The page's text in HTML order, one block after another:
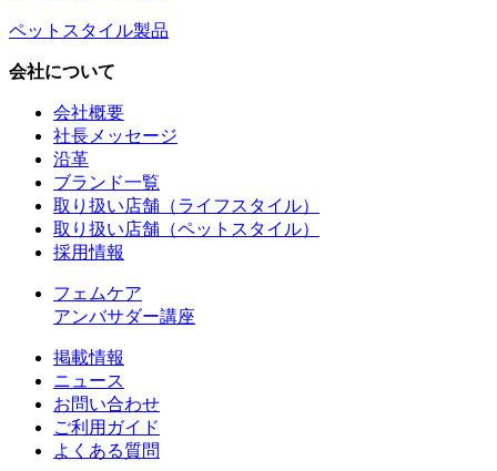
ペットスタイル製品
会社について
会社概要
社長メッセージ
沿革
ブランド一覧
取り扱い店舗（ライフスタイル）
取り扱い店舗（ペットスタイル）
採用情報
フェムケア
アンバサダー講座
掲載情報
ニュース
お問い合わせ
ご利用ガイド
よくある質問